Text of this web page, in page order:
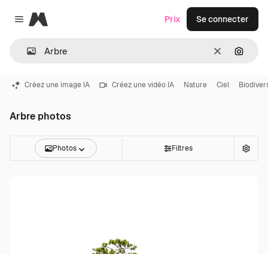
Close menu
Magnific
Effacer
Prix Se connecter
Créez une image IA Créez une vidéo IA Nature Ciel
Arbre photos
Photos Filtres